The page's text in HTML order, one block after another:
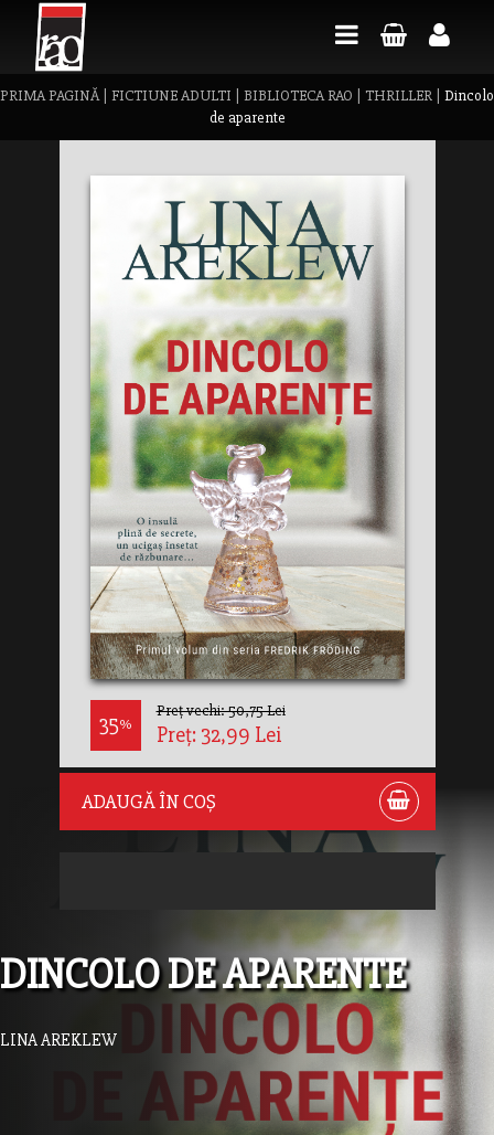
PRIMA PAGINĂ| FICTIUNE ADULTI BIBLIOTECA RAO THRILLER
Dincolo
de aparente
35%
Preț vechi: 50,75 Lei
Preț: 32,99 Lei
ADAUGĂ ÎN COȘ
DINCOLO DE APARENTE
LINA AREKLEW